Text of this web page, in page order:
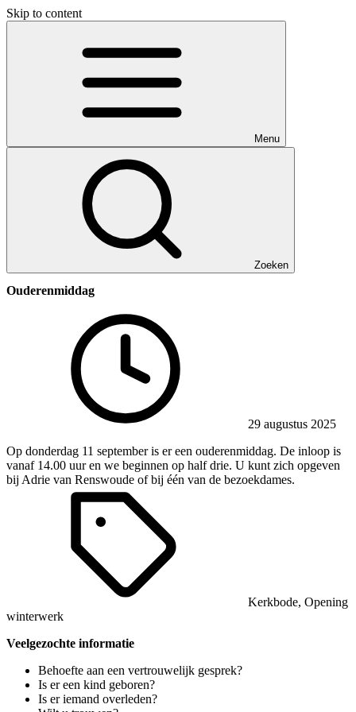
Skip to content
Menu
Zoeken
Ouderenmiddag
29 augustus 2025
Op donderdag 11 september is er een ouderenmiddag. De inloop is
vanaf 14.00 uur en we beginnen op half drie. U kunt zich opgeven
bij Adrie van Renswoude of bij één van de bezoekdames.
Kerkbode, Opening
winterwerk
Veelgezochte informatie
Behoefte aan een vertrouwelijk gesprek?
Is er een kind geboren?
Is er iemand overleden?